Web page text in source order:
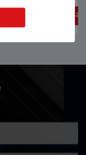
최상의 가격